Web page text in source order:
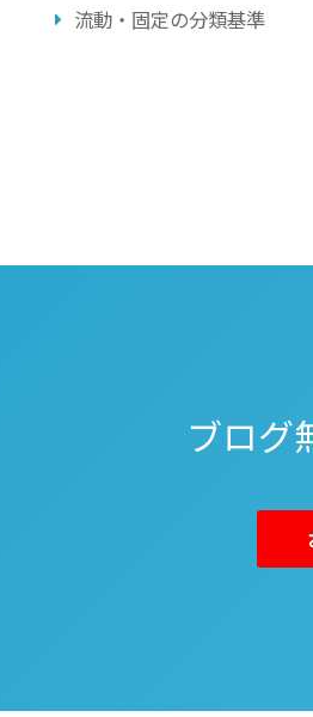
流動・固定の分類基準
ブログ